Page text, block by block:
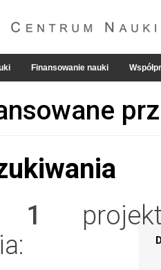
Finansowanie nauki
1